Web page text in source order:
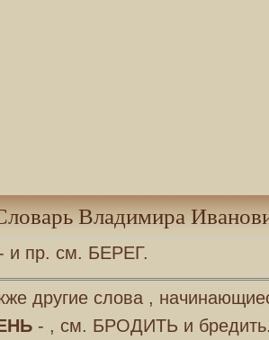
Владимира
и пр. см. БЕРЕГ.
другие слова ,
- , см. БРОДИТЬ и